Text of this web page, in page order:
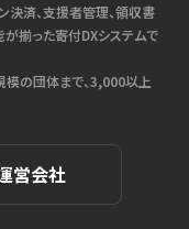
決済、支援者管理、領収書
揃った寄付DXシステムで
の団体まで、3,000以上
営会社